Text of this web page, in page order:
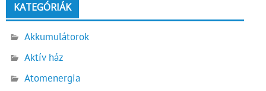
KATEGÓRIÁK
Akkumulátorok
Aktív ház
Atomenergia